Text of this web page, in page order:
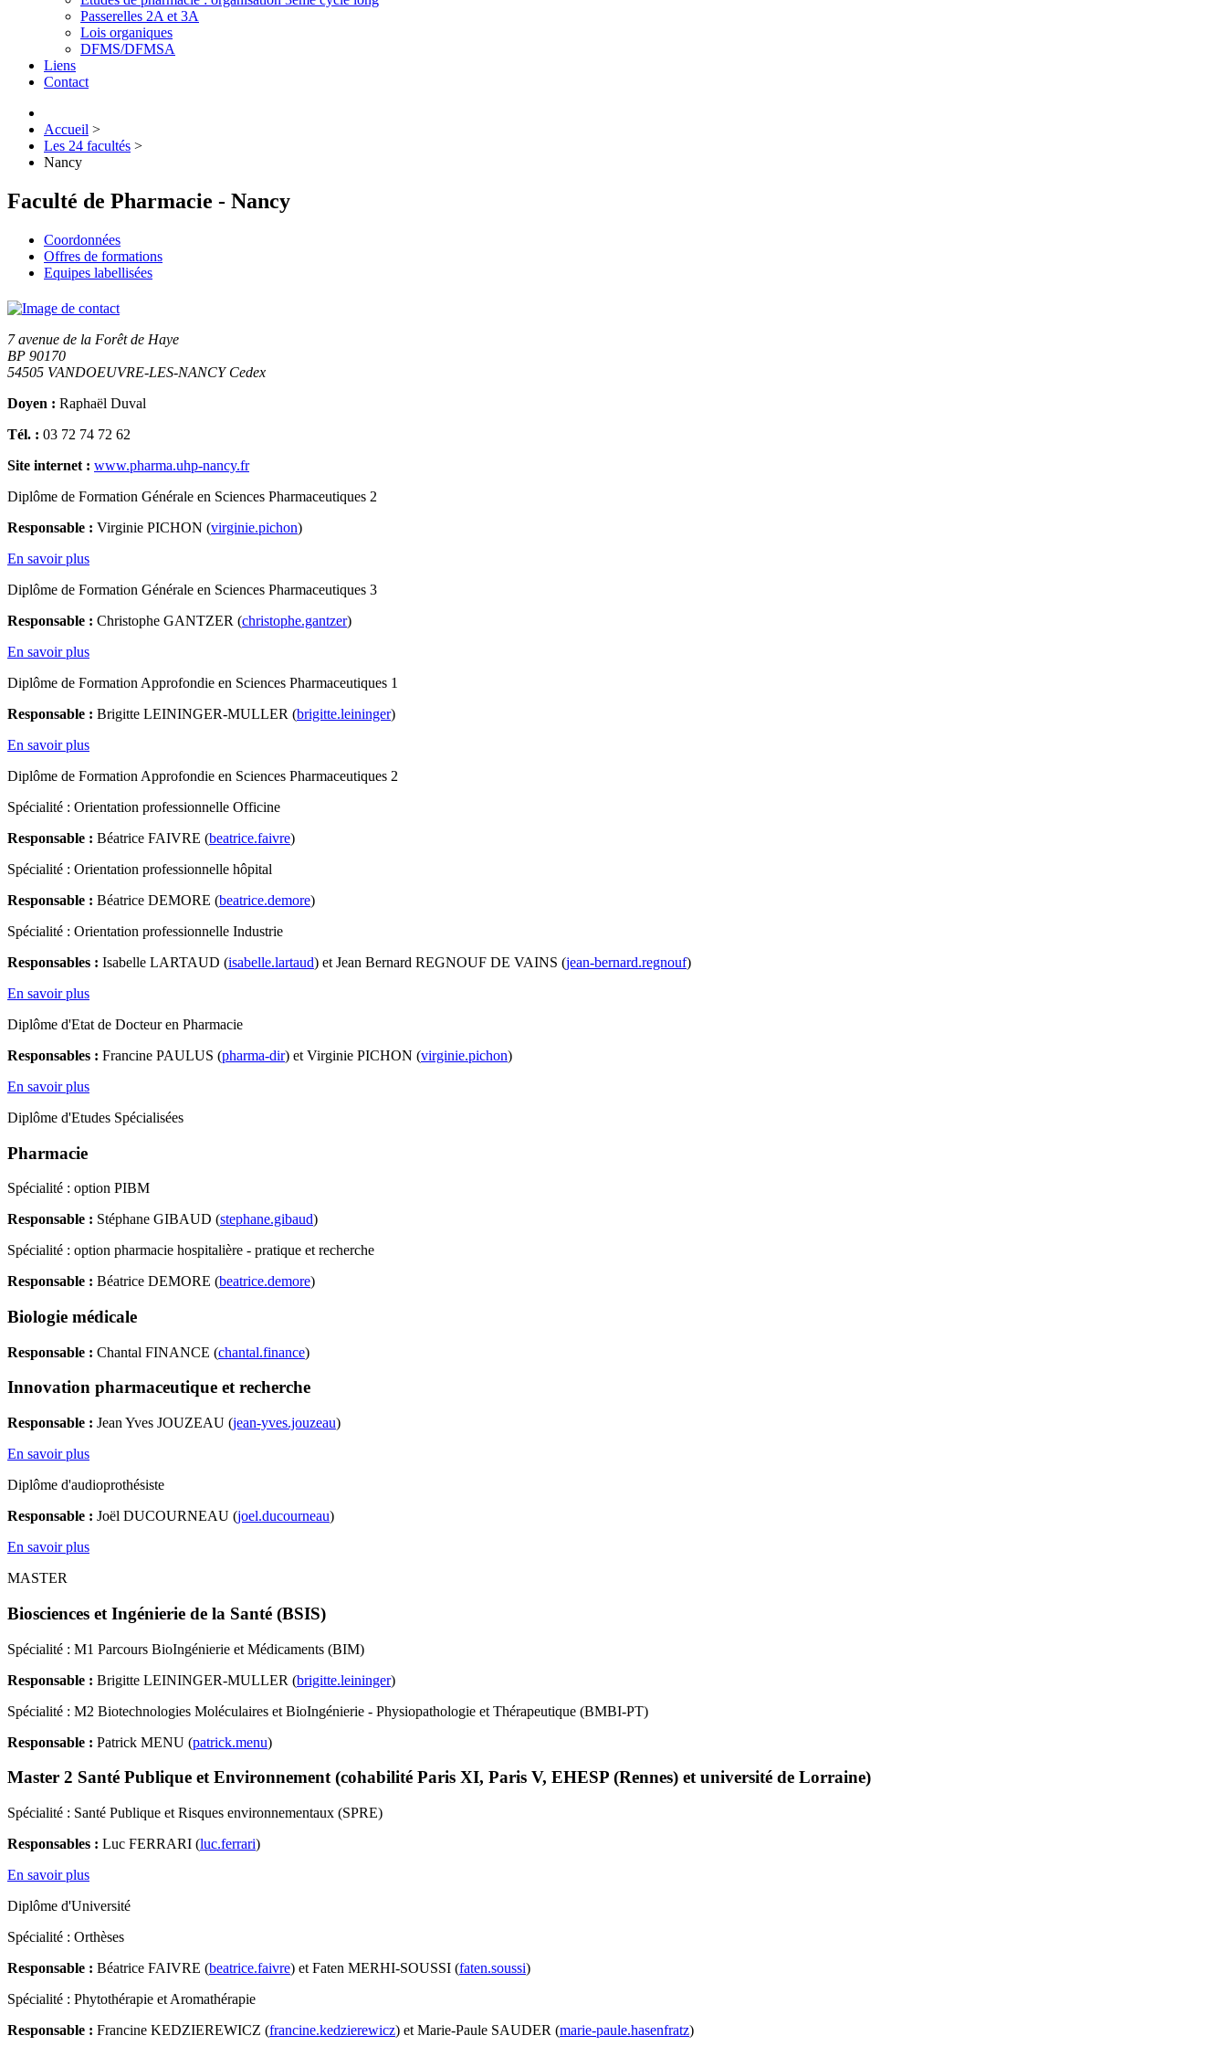
Passerelles 2A et 3A
Lois organiques
DFMS/DFMSA
Liens
Contact
Accueil >
Les 24 facultés >
Nancy
Faculté de Pharmacie - Nancy
Coordonnées
Offres de formations
Equipes labellisées
7 avenue de la Forêt de Haye
BP 90170
54505 VANDOEUVRE-LES-NANCY Cedex
Doyen : Raphaël Duval
Tél. : 03 72 74 72 62
Site internet : www.pharma.uhp-nancy.fr
Diplôme de Formation Générale en Sciences Pharmaceutiques 2
Responsable : Virginie PICHON (virginie.pichon)
En savoir plus
Diplôme de Formation Générale en Sciences Pharmaceutiques 3
Responsable : Christophe GANTZER (christophe.gantzer)
En savoir plus
Diplôme de Formation Approfondie en Sciences Pharmaceutiques 1
Responsable : Brigitte LEININGER-MULLER (brigitte.leininger)
En savoir plus
Diplôme de Formation Approfondie en Sciences Pharmaceutiques 2
Spécialité : Orientation professionnelle Officine
Responsable : Béatrice FAIVRE (beatrice.faivre)
Spécialité : Orientation professionnelle hôpital
Responsable : Béatrice DEMORE (beatrice.demore)
Spécialité : Orientation professionnelle Industrie
Responsables : Isabelle LARTAUD (isabelle.lartaud) et Jean Bernard REGNOUF DE VAINS (jean-bernard.regnouf)
En savoir plus
Diplôme d'Etat de Docteur en Pharmacie
Responsables : Francine PAULUS (pharma-dir) et Virginie PICHON (virginie.pichon)
En savoir plus
Diplôme d'Etudes Spécialisées
Pharmacie
Spécialité : option PIBM
Responsable : Stéphane GIBAUD (stephane.gibaud)
Spécialité : option pharmacie hospitalière - pratique et recherche
Responsable : Béatrice DEMORE (beatrice.demore)
Biologie médicale
Responsable : Chantal FINANCE (chantal.finance)
Innovation pharmaceutique et recherche
Responsable : Jean Yves JOUZEAU (jean-yves.jouzeau)
En savoir plus
Diplôme d'audioprothésiste
Responsable : Joël DUCOURNEAU (joel.ducourneau)
En savoir plus
MASTER
Biosciences et Ingénierie de la Santé (BSIS)
Spécialité : M1 Parcours BioIngénierie et Médicaments (BIM)
Responsable : Brigitte LEININGER-MULLER (brigitte.leininger)
Spécialité : M2 Biotechnologies Moléculaires et BioIngénierie - Physiopathologie et Thérapeutique (BMBI-PT)
Responsable : Patrick MENU (patrick.menu)
Master 2 Santé Publique et Environnement (cohabilité Paris XI, Paris V, EHESP (Rennes) et université de Lorraine)
Spécialité : Santé Publique et Risques environnementaux (SPRE)
Responsables : Luc FERRARI (luc.ferrari)
En savoir plus
Diplôme d'Université
Spécialité : Orthèses
Responsable : Béatrice FAIVRE (beatrice.faivre) et Faten MERHI-SOUSSI (faten.soussi)
Spécialité : Phytothérapie et Aromathérapie
Responsable : Francine KEDZIEREWICZ (francine.kedzierewicz) et Marie-Paule SAUDER (marie-paule.hasenfratz)